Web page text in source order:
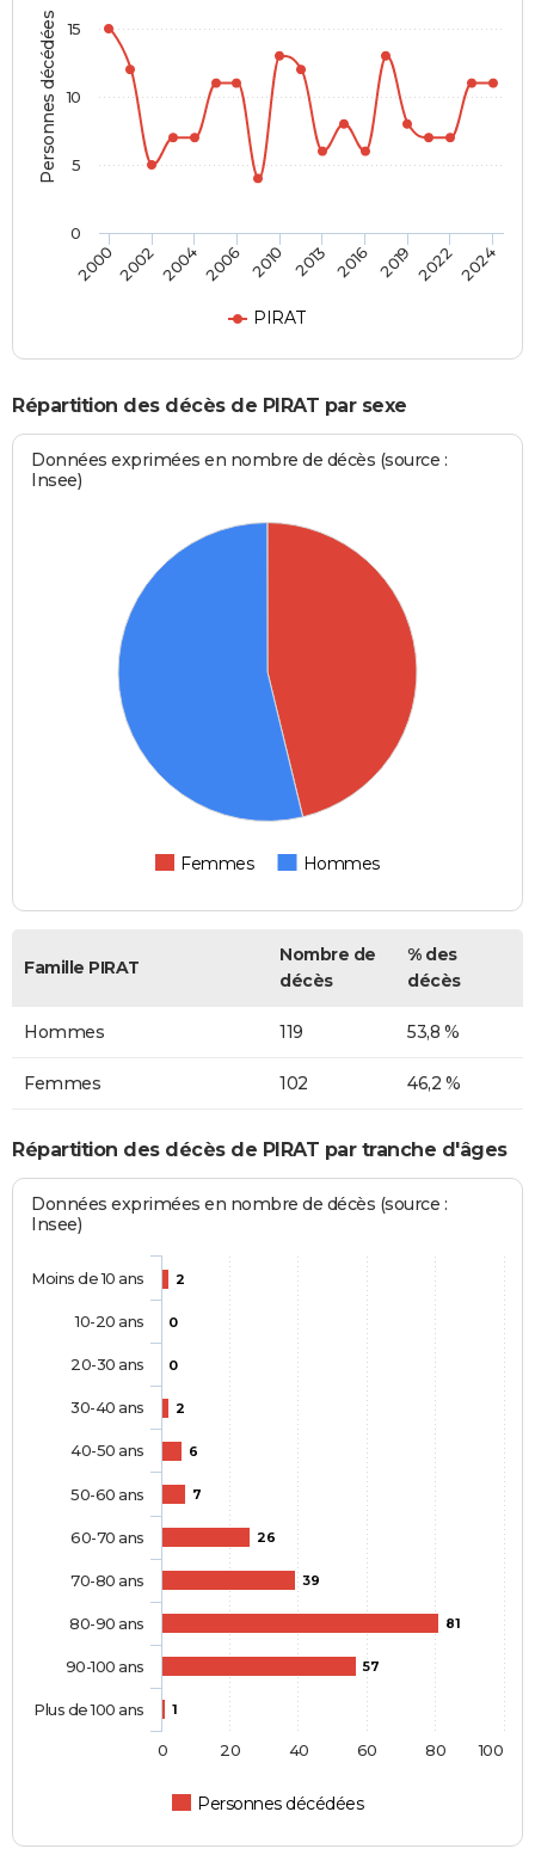
Personnes décédées
PIRAT
2000200220042006 2010 2013 2016 2019 20222024
5
10
15
0
Répartition des décès de PIRAT par sexe
Données exprimées en nombre de décès (source :
Insee)
Femmes Hommes
Famille PIRAT
Nombre de
décès
% des
décès
Hommes 119 53,8 %
Femmes 102 46,2 %
Répartition des décès de PIRAT par tranche d'âges
Données exprimées en nombre de décès (source :
Insee)
2
0
0
2
6
7
26
39
81
57
1
Personnes décédées
Moins de 10 ans
10-20 ans
20-30 ans
30-40 ans
40-50 ans
50-60 ans
60-70 ans
70-80 ans
80-90 ans
90-100 ans
Plus de 100 ans
0 20 40 60 80 100